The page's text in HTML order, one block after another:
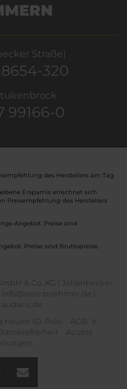
Straße)
320
99166-0
des Herstellers am Tag
Ersparnis errechnet sich
Preisempfehlung des Herstellers
Angebot. Preise sind
Preise sind Bruttopreise.
& Co. KG | Jöllenbecker
info@steinboehmer.de |
ID. Polo
AGB´s
Barrierefreiheit
Azubis